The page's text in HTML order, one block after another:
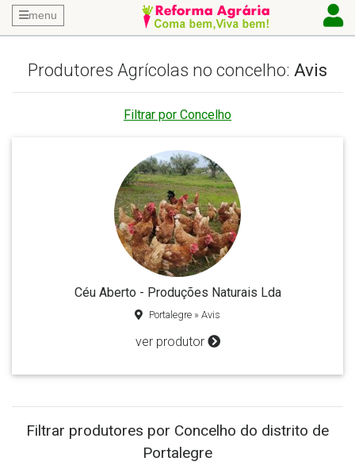
menu
Produtores Agrícolas no concelho: Avis
Filtrar por Concelho
Céu Aberto - Produções Naturais Lda
Portalegre » Avis
ver produtor
Filtrar produtores por Concelho do distrito de
Portalegre